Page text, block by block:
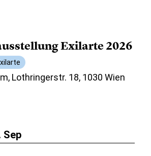
Exilarte 2026
Lothringerstr. 18, 1030 Wien
Sep